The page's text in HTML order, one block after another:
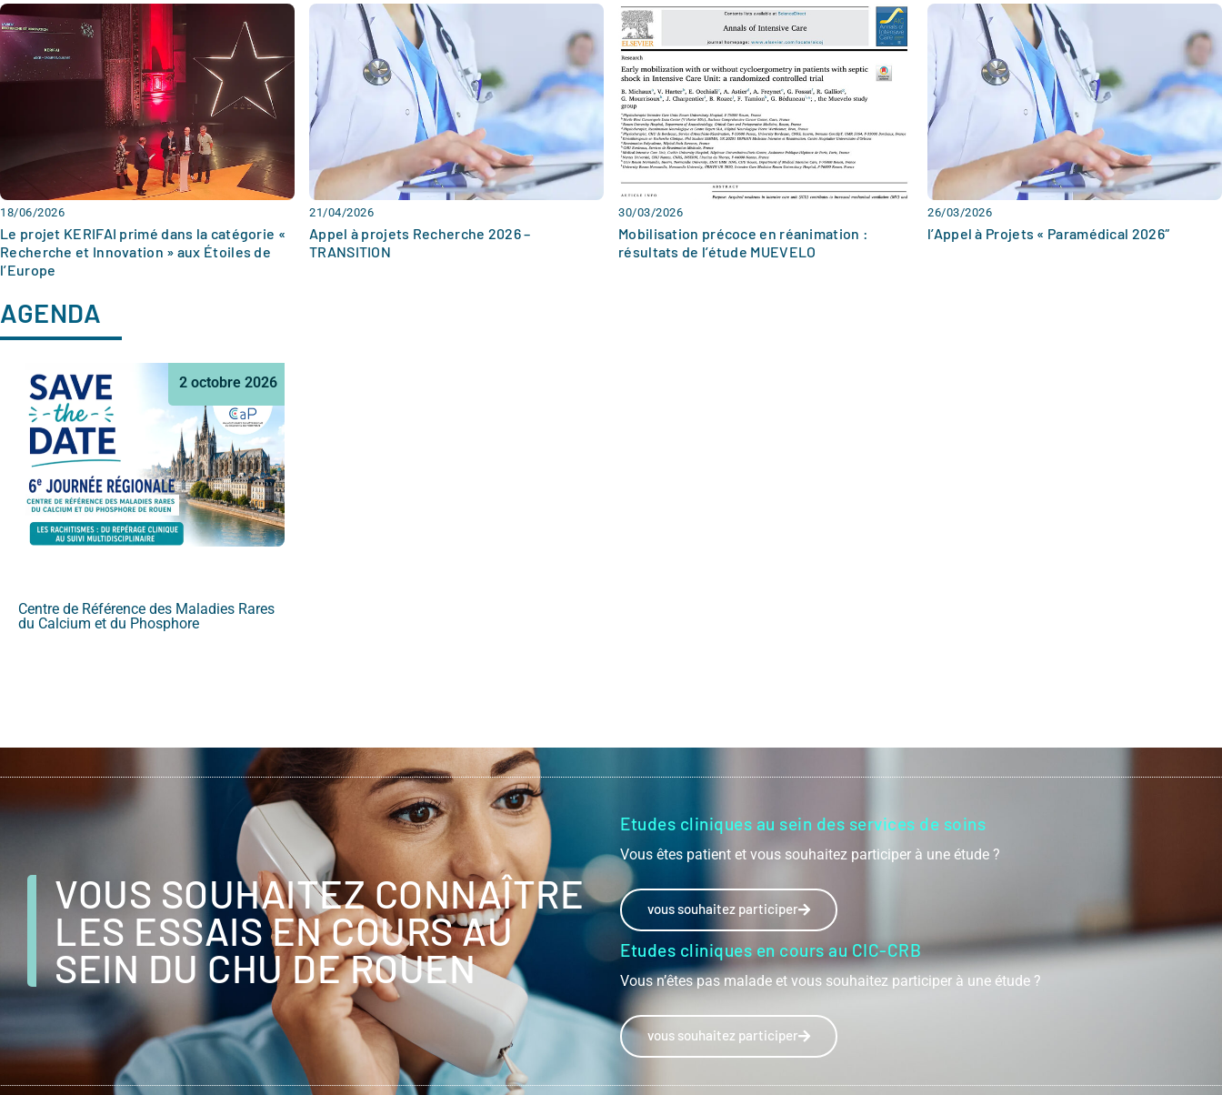
18/06/2026
Le projet KERIFAI primé dans la catégorie «
Recherche et Innovation » aux Étoiles de
l’Europe
21/04/2026
Appel à projets Recherche 2026 –
TRANSITION
30/03/2026
Mobilisation précoce en réanimation :
résultats de l’étude MUEVELO
26/03/2026
l’Appel à Projets « Paramédical 2026″
AGENDA
2 octobre 2026
Centre de Référence des Maladies Rares
du Calcium et du Phosphore
VOUS SOUHAITEZ CONNAÎTRE
LES ESSAIS EN COURS AU
SEIN DU CHU DE ROUEN
Etudes cliniques au sein des services de soins
Vous êtes patient et vous souhaitez participer à une étude ?
vous souhaitez participer
Etudes cliniques en cours au CIC-CRB
Vous n’êtes pas malade et vous souhaitez participer à une étude ?
vous souhaitez participer